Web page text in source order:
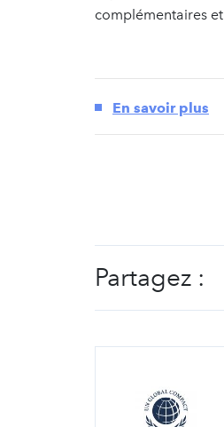
complémentaires et
En savoir plus
Partagez :